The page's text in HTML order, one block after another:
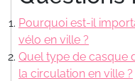
Pourquoi est-il
vélo en ville ?
Quel type de casque
la circulation en ville ?